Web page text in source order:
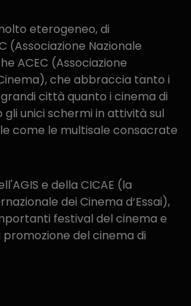
eterogeneo, di
(Associazione Nazionale
ACEC (Associazione
che abbraccia tanto i
città quanto i cinema di
unici schermi in attività sul
come le multisale consacrate
e della CICAE (la
dei Cinema d‘Essai),
festival del cinema e
del cinema di